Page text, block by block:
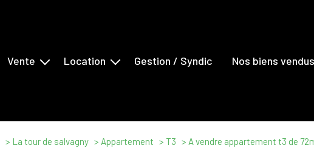
Vente Location Gestion / Syndic Nos biens vendus
La tour de salvagny Appartement T3 A vendre appartement t3 de